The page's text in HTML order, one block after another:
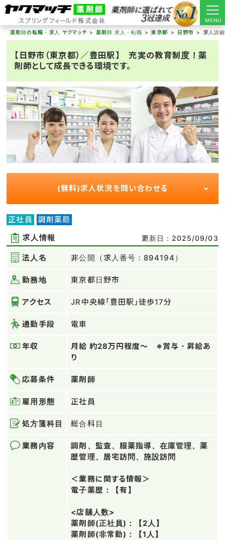
MENU
薬剤師の転職・求人 ヤクマッチ
薬剤師 求人・転職 東京都 日野市 求人詳細
【日野市（東京都）／豊田駅】 充実の教育制度！薬
剤師として成長できる環境です。
(無料)求人状況を問い合わせる
正社員
調剤薬局
求人情報
更新日：2025/09/03
法人名 非公開（求人番号：894194）
勤務地 東京都日野市
アクセス JR中央線「豊田駅」徒歩17分
通勤手段 電車
年収
月給 約28万円程度～ ※賞与・昇給あ
り
応募条件 薬剤師
雇用形態 正社員
処方箋科目 総合科目
業務内容
調剤、監査、服薬指導、在庫管理、薬
歴管理、居宅訪問、施設訪問
＜業務に関する情報＞
電子薬歴：【有】
<店舗人数>
薬剤師(正社員)：【2人】
薬剤師(非常勤)：【1人】